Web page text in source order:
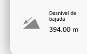
Desnivel de
bajada
394.00 m